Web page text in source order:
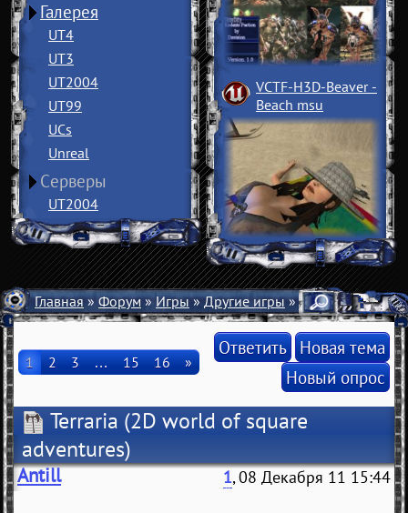
Галерея
UT4
UT3
UT2004
UT99
UCs
Unreal
Серверы
UT2004
VCTF-H3D-Beaver ­
Beach msu
Главная»Форум»Игры»Другие игры» Terraria
1 2 3 … 15 16 »
Ответить Новая тема
Новый опрос
Terraria (2D world of square
adventures)
Antill 1, 08 Декабря 11 15:44